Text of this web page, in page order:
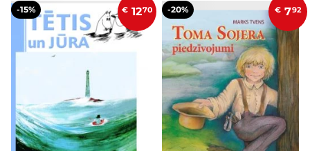
-15% € 1270 -20% € 792